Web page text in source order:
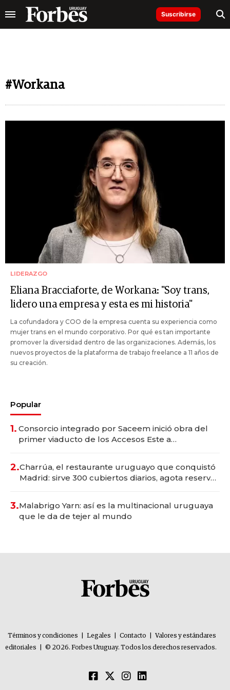
Suscribirse
#Workana
LIDERAZGO
Eliana Bracciaforte, de Workana: "Soy trans,
lidero una empresa y esta es mi historia"
La cofundadora y COO de la empresa cuenta su experiencia como
mujer trans en el mundo corporativo. Por qué es tan importante
promover la diversidad dentro de las organizaciones. Además, los
nuevos proyectos de la plataforma de trabajo freelance a 11 años de
su creación.
Popular
1. Consorcio integrado por Saceem inició obra del
primer viaducto de los Accesos Este a
2.Charrúa, el restaurante uruguayo que conquistó
Madrid: sirve 300 cubiertos diarios, agota reservas
3.Malabrigo Yarn: así es la multinacional uruguaya
que le da de tejer al mundo
Términos y condiciones Legales Contacto
Valores y estándares
editoriales
© 2026. Forbes Uruguay. Todos los derechos reservados.